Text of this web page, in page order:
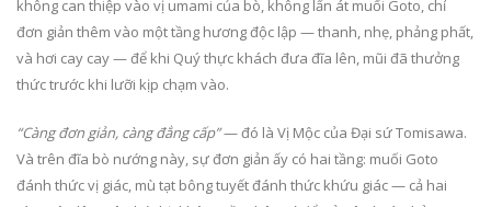
không can thiệp vào vị umami của bò, không lấn át muối Goto, chỉ
đơn giản thêm vào một tầng hương độc lập — thanh, nhẹ, phảng phất,
và hơi cay cay — để khi Quý thực khách đưa đĩa lên, mũi đã thưởng
thức trước khi lưỡi kịp chạm vào.
“Càng đơn giản, càng đẳng cấp”— đó là Vị Mộc của Đại sứ Tomisawa.
Và trên đĩa bò nướng này, sự đơn giản ấy có hai tầng: muối Goto
đánh thức vị giác, mù tạt bông tuyết đánh thức khứu giác — cả hai